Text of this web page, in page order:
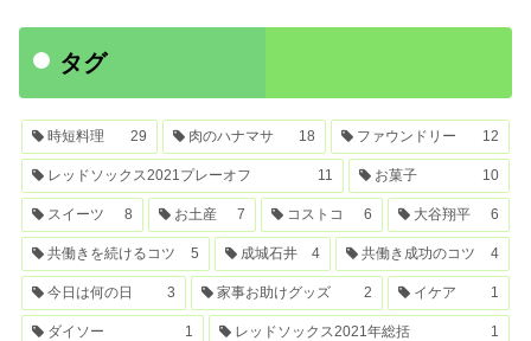
タグ
時短料理 29 肉のハナマサ 18 ファウンドリー 12
レッドソックス2021プレーオフ 11 お菓子 10
スイーツ 8 お土産 7 コストコ 6 大谷翔平 6
共働きを続けるコツ 5 成城石井 4 共働き成功のコツ 4
今日は何の日 3 家事お助けグッズ 2 イケア 1
ダイソー 1 レッドソックス2021年総括 1